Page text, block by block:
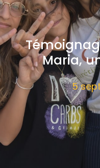
Maria,
5